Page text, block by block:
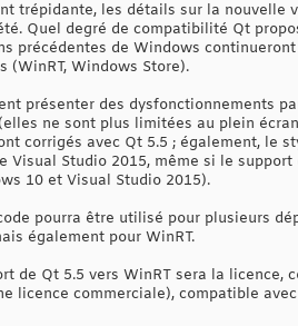
trépidante, les détails sur la nouvelle
Quel degré de compatibilité Qt
précédentes de Windows
Windows Store).
présenter des dysfonctionnements
ne sont plus limitées au plein
corrigés avec Qt 5.5 ; également, le
Visual Studio 2015, même si le
10 et Visual Studio 2015).
pourra être utilisé pour plusieurs
également pour WinRT.
de Qt 5.5 vers WinRT sera la licence,
licence commerciale), compatible